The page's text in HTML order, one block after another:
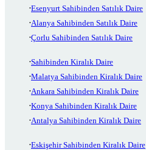
Esenyurt Sahibinden Satılık Daire
Alanya Sahibinden Satılık Daire
Çorlu Sahibinden Satılık Daire
Sahibinden Kiralık Daire
Malatya Sahibinden Kiralık Daire
Ankara Sahibinden Kiralık Daire
Konya Sahibinden Kiralık Daire
Antalya Sahibinden Kiralık Daire
Eskişehir Sahibinden Kiralık Daire